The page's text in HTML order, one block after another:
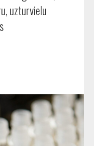
uzturvielu